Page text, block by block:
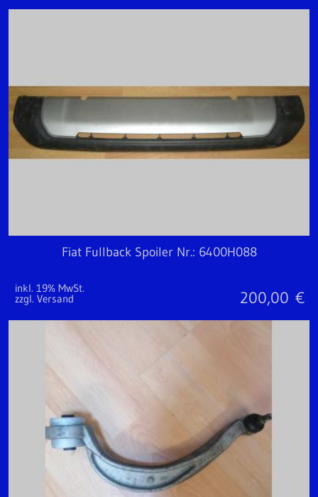
Fiat Fullback Spoiler Nr.: 6400H088
inkl. 19% MwSt.
zzgl. Versand 200,00 €